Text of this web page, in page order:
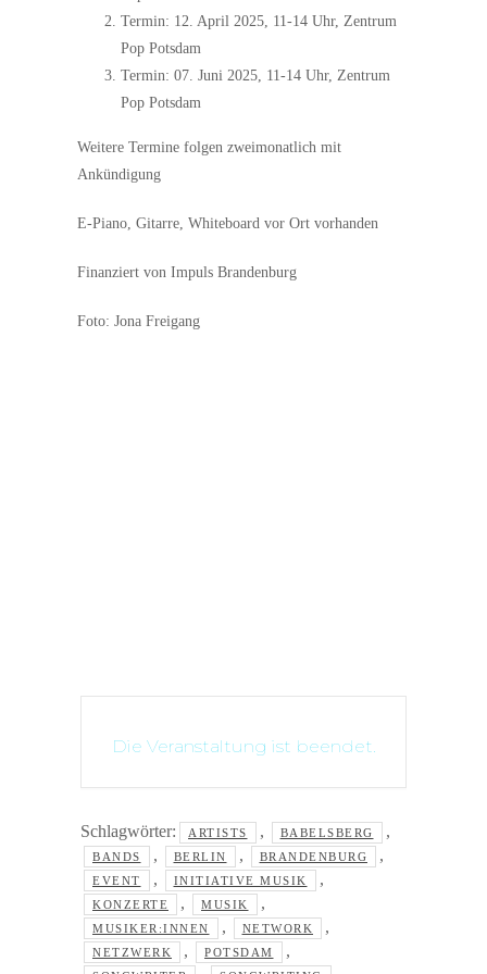
Termin: 12. April 2025, 11-14 Uhr, Zentrum
Pop Potsdam
Termin: 07. Juni 2025, 11-14 Uhr, Zentrum
Pop Potsdam
Weitere Termine folgen zweimonatlich mit
Ankündigung
E-Piano, Gitarre, Whiteboard vor Ort vorhanden
Finanziert von Impuls Brandenburg
Foto: Jona Freigang
Die Veranstaltung ist beendet.
Schlagwörter: ARTISTS , BABELSBERG ,
BANDS , BERLIN , BRANDENBURG ,
EVENT , INITIATIVE MUSIK ,
KONZERTE , MUSIK ,
MUSIKER:INNEN , NETWORK ,
NETZWERK , POTSDAM ,